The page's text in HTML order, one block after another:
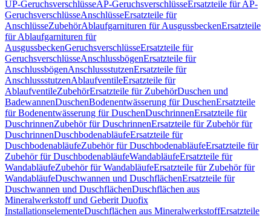
UP-GeruchsverschlüsseAP-GeruchsverschlüsseErsatzteile für AP-
GeruchsverschlüsseAnschlüsseErsatzteile für
AnschlüsseZubehörAblaufgarnituren für AusgussbeckenErsatzteile
für Ablaufgarnituren für
AusgussbeckenGeruchsverschlüsseErsatzteile für
GeruchsverschlüsseAnschlussbögenErsatzteile für
AnschlussbögenAnschlussstutzenErsatzteile für
AnschlussstutzenAblaufventileErsatzteile für
AblaufventileZubehörErsatzteile für ZubehörDuschen und
BadewannenDuschenBodenentwässerung für DuschenErsatzteile
für Bodenentwässerung für DuschenDuschrinnenErsatzteile für
DuschrinnenZubehör für DuschrinnenErsatzteile für Zubehör für
DuschrinnenDuschbodenabläufeErsatzteile für
DuschbodenabläufeZubehör für DuschbodenabläufeErsatzteile für
Zubehör für DuschbodenabläufeWandabläufeErsatzteile für
WandabläufeZubehör für WandabläufeErsatzteile für Zubehör für
WandabläufeDuschwannen und DuschflächenErsatzteile für
Duschwannen und DuschflächenDuschflächen aus
Mineralwerkstoff und Geberit Duofix
InstallationselementeDuschflächen aus MineralwerkstoffErsatzteile